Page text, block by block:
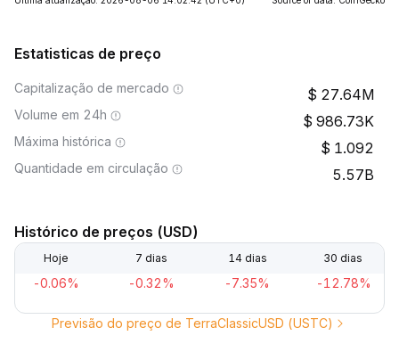
Estatisticas de preço
Capitalização de mercado 27.64M
Volume em 24h 986.73K
Máxima histórica 1.092
Quantidade em circulação 5.57B
Histórico de preços (USD)
Hoje 7 dias 14 dias 30 dias
-0.06% -0.32% -7.35% -12.78%
Previsão do preço de TerraClassicUSD (USTC)